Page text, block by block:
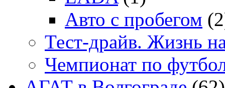
Авто с пробегом
Тест-драйв. Жизнь
Чемпионат по